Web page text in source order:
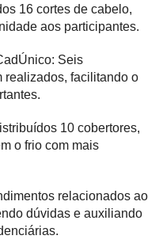
16 cortes de cabelo,
aos participantes.
Seis
realizados, facilitando o
10 cobertores,
o frio com mais
relacionados ao
dúvidas e auxiliando